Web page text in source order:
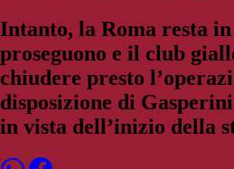
Intanto, la Roma resta
proseguono e il club
chiudere presto
disposizione di
in vista dell’inizio della